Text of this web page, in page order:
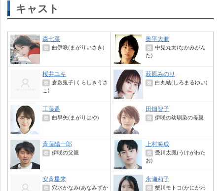
キャスト
森七菜
役 曲伊咲(まがりいさき)
奥平大兼
役 中見丸太(なかみがん
た)
桜井ユキ
役 倉敷兎子(くらしきうさ
こ)
萩原みのり
役 白丸結(しろまるゆい)
工藤遥
役 曲早矢(まがりはや)
田畑智子
役 伊咲の幼馴染の母親
斉藤陽一郎
役 伊咲の父親
上村海成
役 受川太鳳(うけがわた
お)
安斉星来
役 穴水かなみ(あなみずか
永瀬莉子
役 蟹川モトコ(かにかわ